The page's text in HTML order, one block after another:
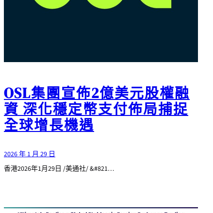
OSL集團宣佈2億美元股權融
資 深化穩定幣支付佈局捕捉
全球增長機遇
2026 年 1 月 29 日
香港2026年1月29日 /美通社/ &#821…